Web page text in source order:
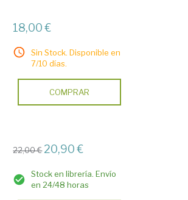
18,00 €
Sin Stock. Disponible en
7/10 días.
COMPRAR
22,00 € 20,90 €
Stock en librería. Envío
en 24/48 horas